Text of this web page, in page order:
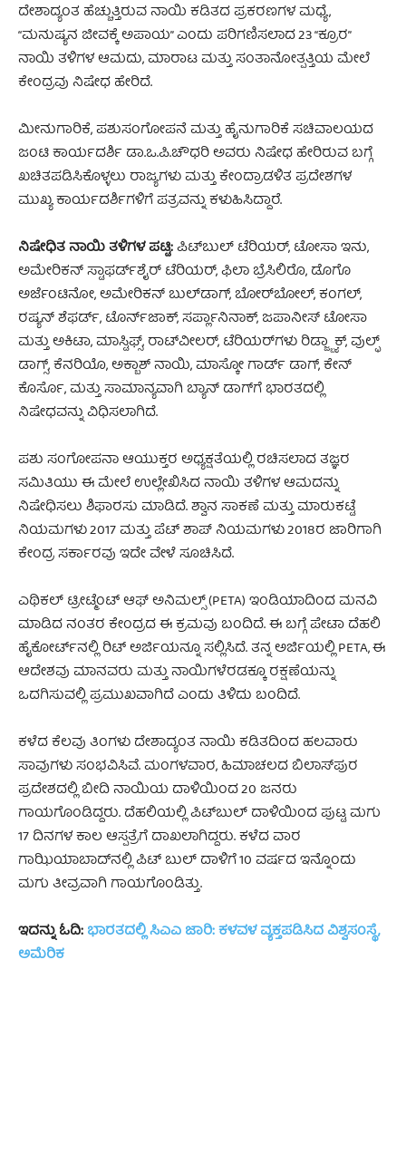
ದೇಶಾದ್ಯಂತ ಹೆಚ್ಚುತ್ತಿರುವ ನಾಯಿ ಕಡಿತದ ಪ್ರಕರಣಗಳ ಮಧ್ಯೆ,
“ಮನುಷ್ಯನ ಜೀವಕ್ಕೆ ಅಪಾಯ” ಎಂದು ಪರಿಗಣಿಸಲಾದ 23 “ಕ್ರೂರ”
ನಾಯಿ ತಳಿಗಳ ಆಮದು, ಮಾರಾಟ ಮತ್ತು ಸಂತಾನೋತ್ಪತ್ತಿಯ ಮೇಲೆ
ಕೇಂದ್ರವು ನಿಷೇಧ ಹೇರಿದೆ.
ಮೀನುಗಾರಿಕೆ, ಪಶುಸಂಗೋಪನೆ ಮತ್ತು ಹೈನುಗಾರಿಕೆ ಸಚಿವಾಲಯದ
ಜಂಟಿ ಕಾರ್ಯದರ್ಶಿ ಡಾ.ಒ.ಪಿ.ಚೌಧರಿ ಅವರು ನಿಷೇಧ ಹೇರಿರುವ ಬಗ್ಗೆ
ಖಚಿತಪಡಿಸಿಕೊಳ್ಳಲು ರಾಜ್ಯಗಳು ಮತ್ತು ಕೇಂದ್ರಾಡಳಿತ ಪ್ರದೇಶಗಳ
ಮುಖ್ಯ ಕಾರ್ಯದರ್ಶಿಗಳಿಗೆ ಪತ್ರವನ್ನು ಕಳುಹಿಸಿದ್ದಾರೆ.
ನಿಷೇಧಿತ ನಾಯಿ ತಳಿಗಳ ಪಟ್ಟಿ:ಪಿಟ್‌ಬುಲ್ ಟೆರಿಯರ್, ಟೋಸಾ ಇನು,
ಅಮೇರಿಕನ್ ಸ್ಟಾಫರ್ಡ್‌ಶೈರ್ ಟೆರಿಯರ್, ಫಿಲಾ ಬ್ರೆಸಿಲಿರೊ, ಡೊಗೊ
ಅರ್ಜೆಂಟಿನೋ, ಅಮೇರಿಕನ್ ಬುಲ್‌ಡಾಗ್, ಬೋರ್‌ಬೋಲ್, ಕಂಗಲ್,
ರಷ್ಯನ್ ಶೆಫರ್ಡ್, ಟೊರ್ನ್‌ಜಾಕ್, ಸರ್ಪ್ಲಾನಿನಾಕ್, ಜಪಾನೀಸ್ ಟೋಸಾ
ಮತ್ತು ಅಕಿಟಾ, ಮಾಸ್ಟಿಫ್ಸ್, ರಾಟ್‌ವೀಲರ್, ಟೆರಿಯರ್‌ಗಳು ರಿಡ್ಜ್ಬ್ಯಾಕ್, ವುಲ್ಫ್
ಡಾಗ್ಸ್, ಕೆನರಿಯೊ, ಅಕ್ಬಾಶ್ ನಾಯಿ, ಮಾಸ್ಕೋ ಗಾರ್ಡ್ ಡಾಗ್, ಕೇನ್
ಕೊರ್ಸೊ, ಮತ್ತು ಸಾಮಾನ್ಯವಾಗಿ ಬ್ಯಾನ್ ಡಾಗ್‌ಗೆ ಭಾರತದಲ್ಲಿ
ನಿಷೇಧವನ್ನು ವಿಧಿಸಲಾಗಿದೆ.
ಪಶು ಸಂಗೋಪನಾ ಆಯುಕ್ತರ ಅಧ್ಯಕ್ಷತೆಯಲ್ಲಿ ರಚಿಸಲಾದ ತಜ್ಞರ
ಸಮಿತಿಯು ಈ ಮೇಲೆ ಉಲ್ಲೇಖಿಸಿದ ನಾಯಿ ತಳಿಗಳ ಆಮದನ್ನು
ನಿಷೇಧಿಸಲು ಶಿಫಾರಸು ಮಾಡಿದೆ. ಶ್ವಾನ ಸಾಕಣೆ ಮತ್ತು ಮಾರುಕಟ್ಟೆ
ನಿಯಮಗಳು 2017 ಮತ್ತು ಪೆಟ್ ಶಾಪ್ ನಿಯಮಗಳು 2018ರ ಜಾರಿಗಾಗಿ
ಕೇಂದ್ರ ಸರ್ಕಾರವು ಇದೇ ವೇಳೆ ಸೂಚಿಸಿದೆ.
ಎಥಿಕಲ್ ಟ್ರೀಟ್ಮೆಂಟ್ ಆಫ್ ಅನಿಮಲ್ಸ್ (PETA) ಇಂಡಿಯಾದಿಂದ ಮನವಿ
ಮಾಡಿದ ನಂತರ ಕೇಂದ್ರದ ಈ ಕ್ರಮವು ಬಂದಿದೆ. ಈ ಬಗ್ಗೆ ಪೇಟಾ ದೆಹಲಿ
ಹೈಕೋರ್ಟ್‌ನಲ್ಲಿ ರಿಟ್ ಅರ್ಜಿಯನ್ನೂ ಸಲ್ಲಿಸಿದೆ. ತನ್ನ ಅರ್ಜಿಯಲ್ಲಿ PETA, ಈ
ಆದೇಶವು ಮಾನವರು ಮತ್ತು ನಾಯಿಗಳೆರಡಕ್ಕೂ ರಕ್ಷಣೆಯನ್ನು
ಒದಗಿಸುವಲ್ಲಿ ಪ್ರಮುಖವಾಗಿದೆ ಎಂದು ತಿಳಿದು ಬಂದಿದೆ.
ಕಳೆದ ಕೆಲವು ತಿಂಗಳು ದೇಶಾದ್ಯಂತ ನಾಯಿ ಕಡಿತದಿಂದ ಹಲವಾರು
ಸಾವುಗಳು ಸಂಭವಿಸಿವೆ. ಮಂಗಳವಾರ, ಹಿಮಾಚಲದ ಬಿಲಾಸ್‌ಪುರ
ಪ್ರದೇಶದಲ್ಲಿ ಬೀದಿ ನಾಯಿಯ ದಾಳಿಯಿಂದ 20 ಜನರು
ಗಾಯಗೊಂಡಿದ್ದರು. ದೆಹಲಿಯಲ್ಲಿ ಪಿಟ್‌ಬುಲ್‌ ದಾಳಿಯಿಂದ ಪುಟ್ಟ ಮಗು
17 ದಿನಗಳ ಕಾಲ ಆಸ್ಪತ್ರೆಗೆ ದಾಖಲಾಗಿದ್ದರು. ಕಳೆದ ವಾರ
ಗಾಝಿಯಾಬಾದ್‌ನಲ್ಲಿ ಪಿಟ್ ಬುಲ್ ದಾಳಿಗೆ 10 ವರ್ಷದ ಇನ್ನೊಂದು
ಮಗು ತೀವ್ರವಾಗಿ ಗಾಯಗೊಂಡಿತ್ತು.
ಇದನ್ನು ಓದಿ:ಭಾರತದಲ್ಲಿ ಸಿಎಎ ಜಾರಿ: ಕಳವಳ ವ್ಯಕ್ತಪಡಿಸಿದ ವಿಶ್ವಸಂಸ್ಥೆ,
ಅಮೆರಿಕ